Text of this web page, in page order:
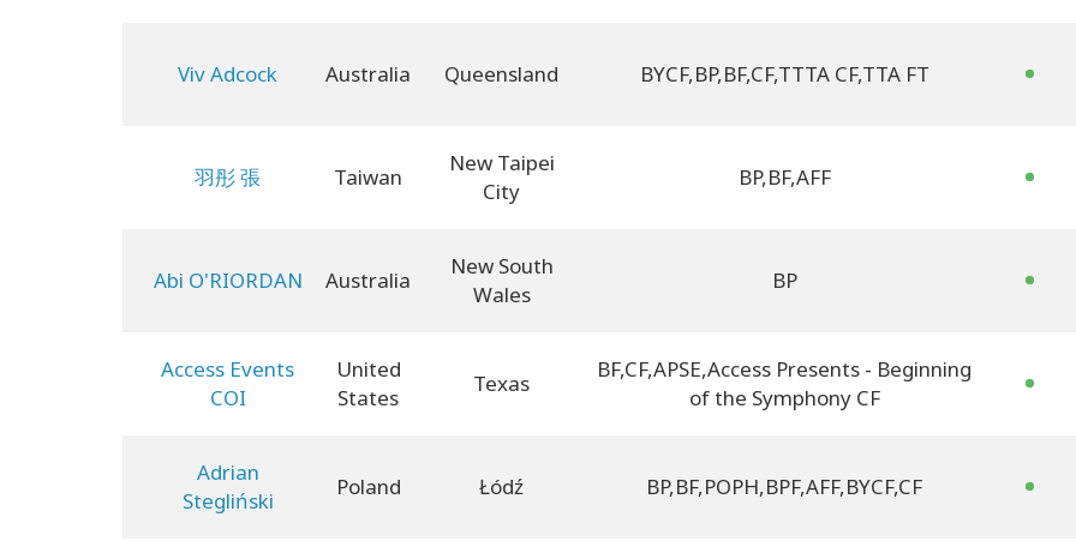
Viv Adcock Australia Queensland BYCF,BP,BF,CF,TTTA CF,TTA FT
羽彤 張 Taiwan
New Taipei
City
BP,BF,AFF
Abi O'RIORDAN Australia
New South
Wales
BP
Access Events
COI
United
States
Texas
BF,CF,APSE,Access Presents - Beginning
of the Symphony CF
Adrian
Stegliński
Poland Łódź BP,BF,POPH,BPF,AFF,BYCF,CF